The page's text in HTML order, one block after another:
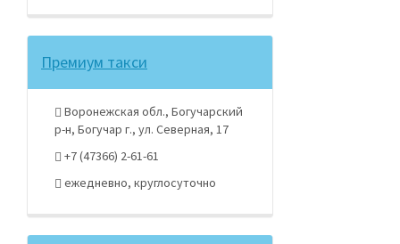
Премиум такси
Воронежская обл., Богучарский
р-н, Богучар г., ул. Северная, 17
+7 (47366) 2-61-61
ежедневно, круглосуточно